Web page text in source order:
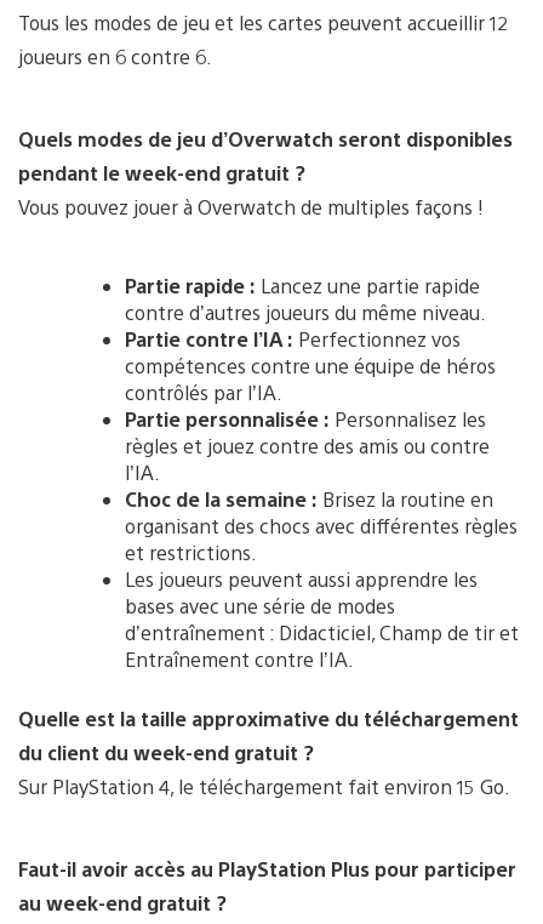
Tous les modes de jeu et les cartes peuvent accueillir 12
joueurs en 6 contre 6.
Quels modes de jeu d’Overwatch seront disponibles
pendant le week-end gratuit ?
Vous pouvez jouer à Overwatch de multiples façons !
Partie rapide : Lancez une partie rapide
contre d’autres joueurs du même niveau.
Partie contre l’IA : Perfectionnez vos
compétences contre une équipe de héros
contrôlés par l’IA.
Partie personnalisée : Personnalisez les
règles et jouez contre des amis ou contre
l’IA.
Choc de la semaine : Brisez la routine en
organisant des chocs avec différentes règles
et restrictions.
Les joueurs peuvent aussi apprendre les
bases avec une série de modes
d’entraînement : Didacticiel, Champ de tir et
Entraînement contre l’IA.
Quelle est la taille approximative du téléchargement
du client du week-end gratuit ?
Sur PlayStation 4, le téléchargement fait environ 15 Go.
Faut-il avoir accès au PlayStation Plus pour participer
au week-end gratuit ?